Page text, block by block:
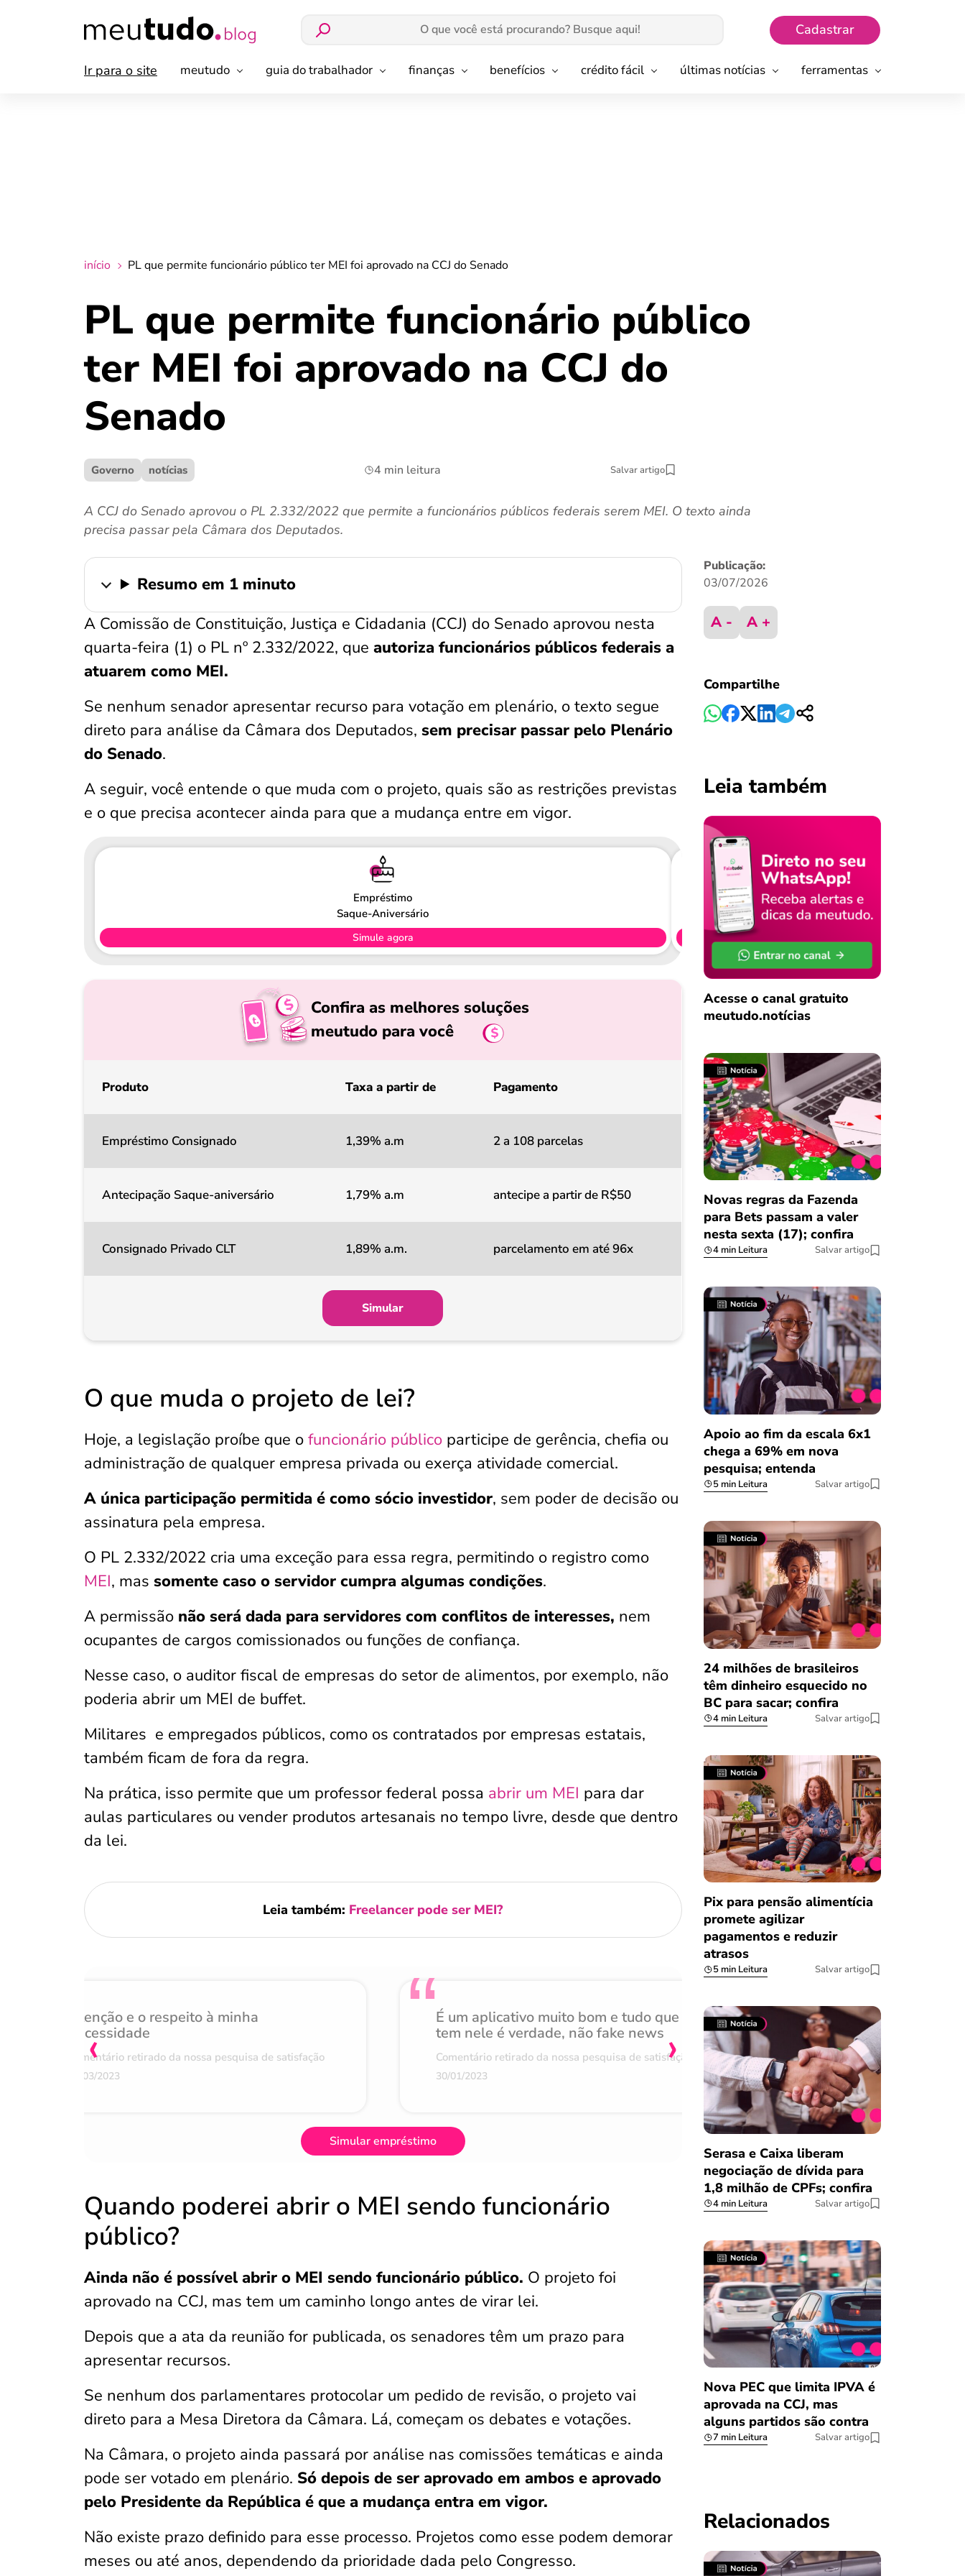
Cadastrar
Ir para o site meutudo guia do trabalhador finanças benefícios crédito fácil últimas notícias ferramentas
início PL que permite funcionário público ter MEI foi aprovado na CCJ do Senado
PL que permite funcionário público
ter MEI foi aprovado na CCJ do
Senado
Governo notícias 4 min leitura Salvar artigo
A CCJ do Senado aprovou o PL 2.332/2022 que permite a funcionários públicos federais serem MEI. O texto ainda
precisa passar pela Câmara dos Deputados.
Resumo em 1 minuto
A Comissão de Constituição, Justiça e Cidadania (CCJ) do Senado aprovou nesta
quarta-feira (1) o PL nº 2.332/2022, que autoriza funcionários públicos federais a
atuarem como MEI.
Se nenhum senador apresentar recurso para votação em plenário, o texto segue
direto para análise da Câmara dos Deputados, sem precisar passar pelo Plenário
do Senado.
A seguir, você entende o que muda com o projeto, quais são as restrições previstas
e o que precisa acontecer ainda para que a mudança entre em vigor.
Empréstimo
Saque-Aniversário
Simule agora
Confira as melhores soluções
meutudo para você
Produto Taxa a partir de Pagamento
Empréstimo Consignado 1,39% a.m 2 a 108 parcelas
Antecipação Saque-aniversário 1,79% a.m antecipe a partir de R$50
Consignado Privado CLT 1,89% a.m. parcelamento em até 96x
Simular
O que muda o projeto de lei?
Hoje, a legislação proíbe que o funcionário público participe de gerência, chefia ou
administração de qualquer empresa privada ou exerça atividade comercial.
A única participação permitida é como sócio investidor, sem poder de decisão ou
assinatura pela empresa.
O PL 2.332/2022 cria uma exceção para essa regra, permitindo o registro como
MEI, mas somente caso o servidor cumpra algumas condições.
A permissão não será dada para servidores com conflitos de interesses, nem
ocupantes de cargos comissionados ou funções de confiança.
Nesse caso, o auditor fiscal de empresas do setor de alimentos, por exemplo, não
poderia abrir um MEI de buffet.
Militares e empregados públicos, como os contratados por empresas estatais,
também ficam de fora da regra.
Na prática, isso permite que um professor federal possa abrir um MEI para dar
aulas particulares ou vender produtos artesanais no tempo livre, desde que dentro
da lei.
Leia também: Freelancer pode ser MEI?
Atenção e o respeito à minha
necessidade
Comentário retirado da nossa pesquisa de satisfação
07/03/2023
É um aplicativo muito bom e tudo que
tem nele é verdade, não fake news
Comentário retirado da nossa pesquisa de satisfação
30/01/2023
Achei muito rápido,
burocracia
Comentário retirado da nossa
08/03/2023
‹ ›
Simular empréstimo
Quando poderei abrir o MEI sendo funcionário
público?
Ainda não é possível abrir o MEI sendo funcionário público. O projeto foi
aprovado na CCJ, mas tem um caminho longo antes de virar lei.
Depois que a ata da reunião for publicada, os senadores têm um prazo para
apresentar recursos.
Se nenhum dos parlamentares protocolar um pedido de revisão, o projeto vai
direto para a Mesa Diretora da Câmara. Lá, começam os debates e votações.
Na Câmara, o projeto ainda passará por análise nas comissões temáticas e ainda
pode ser votado em plenário. Só depois de ser aprovado em ambos e aprovado
pelo Presidente da República é que a mudança entra em vigor.
Não existe prazo definido para esse processo. Projetos como esse podem demorar
meses ou até anos, dependendo da prioridade dada pelo Congresso.
Publicação:
03/07/2026
A - A +
Compartilhe
Leia também
Acesse o canal gratuito
meutudo.notícias
Novas regras da Fazenda
para Bets passam a valer
nesta sexta (17); confira
4 min Leitura Salvar artigo
Apoio ao fim da escala 6x1
chega a 69% em nova
pesquisa; entenda
5 min Leitura Salvar artigo
24 milhões de brasileiros
têm dinheiro esquecido no
BC para sacar; confira
4 min Leitura Salvar artigo
Pix para pensão alimentícia
promete agilizar
pagamentos e reduzir
atrasos
5 min Leitura Salvar artigo
Serasa e Caixa liberam
negociação de dívida para
1,8 milhão de CPFs; confira
4 min Leitura Salvar artigo
Nova PEC que limita IPVA é
aprovada na CCJ, mas
alguns partidos são contra
7 min Leitura Salvar artigo
Relacionados